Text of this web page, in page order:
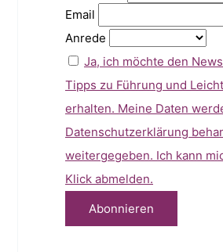
Email
Anrede
Ja, ich möchte den
Tipps zu Führung und
erhalten. Meine Daten
Datenschutzerklärung
weitergegeben. Ich kann
Klick abmelden.